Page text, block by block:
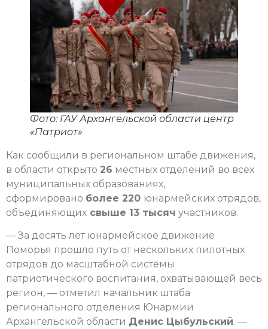
Фото: ГАУ Архангельской области центр
«Патриот»
Как сообщили в региональном штабе движения,
в области открыто 26 местных отделений во всех
муниципальных образованиях,
сформировано более 220 юнармейских отрядов,
объединяющих свыше 13 тысяч участников.
— За десять лет юнармейское движение
Поморья прошло путь от нескольких пилотных
отрядов до масштабной системы
патриотического воспитания, охватывающей весь
регион, — отметил начальник штаба
регионального отделения Юнармии
Архангельской области Денис Цыбульский. —